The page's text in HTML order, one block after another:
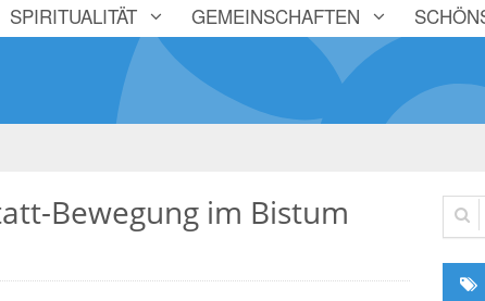
SPIRITUALITÄT GEMEINSCHAFTEN
Bewegung im Bistum
Suche